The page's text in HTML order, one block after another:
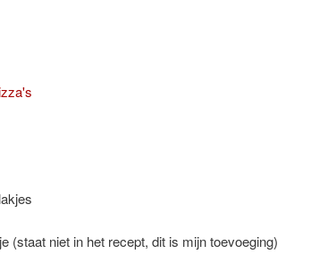
(staat niet in het recept, dit is mijn toevoeging)